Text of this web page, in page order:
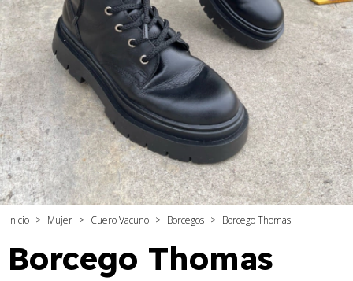
Inicio > Mujer > Cuero Vacuno > Borcegos > Borcego Thomas
Borcego Thomas